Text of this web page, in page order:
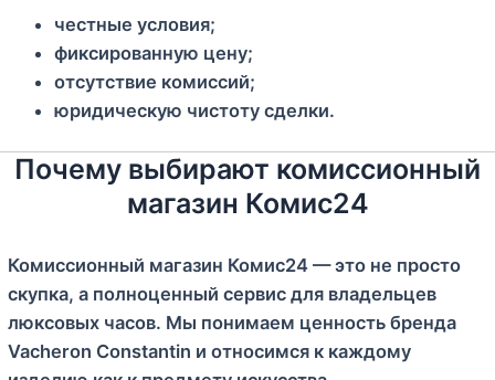
честные условия;
фиксированную цену;
отсутствие комиссий;
юридическую чистоту сделки.
Почему выбирают комиссионный
магазин Комис24
Комиссионный магазин Комис24 — это не просто
скупка, а полноценный сервис для владельцев
люксовых часов. Мы понимаем ценность бренда
Vacheron Constantin и относимся к каждому